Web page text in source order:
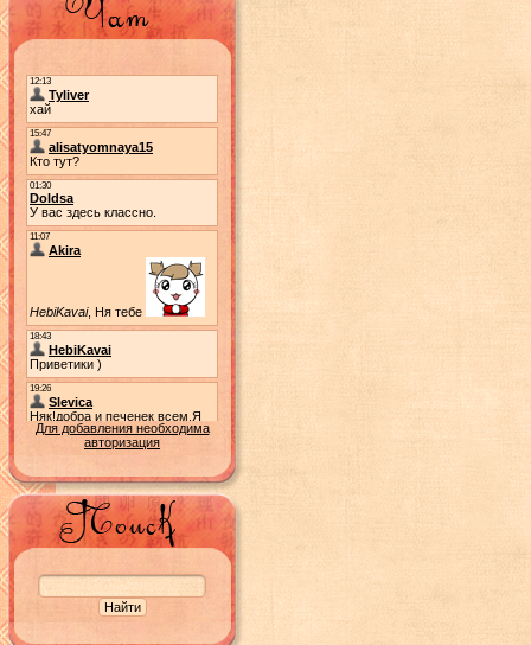
Для добавления необходима
авторизация